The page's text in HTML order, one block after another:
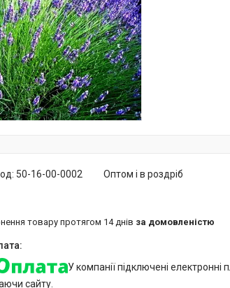
Оптом і в роздріб
50-16-00-0002
товару протягом 14 днів за домовленістю
У компанії підключені
сайту.